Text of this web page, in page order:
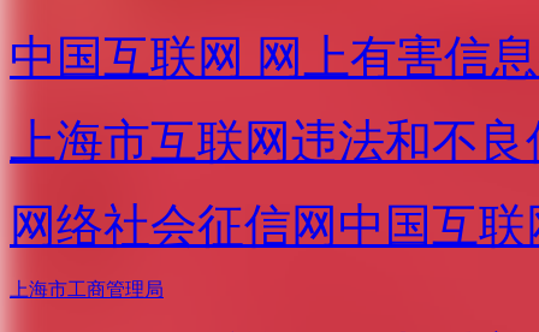
中国互联网 网上有害信
上海市互联网违法和不
网络社会征信网 中国互
上海市工商管理局